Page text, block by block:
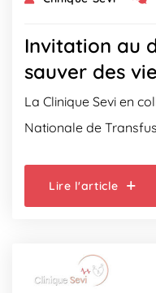
Invitation au
sauver des
La Clinique Sevi en
Nationale de
Lire l'article